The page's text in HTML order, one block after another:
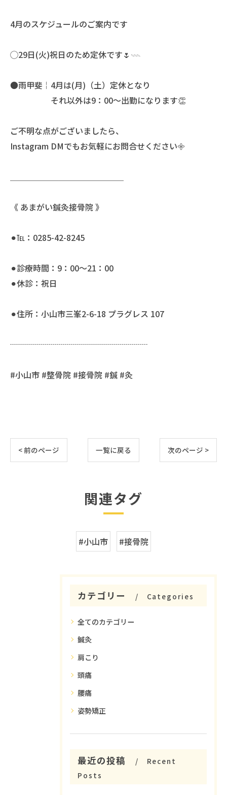
4月のスケジュールのご案内です
◯29日(火)祝日のため定休です🌷𓇠
●雨甲斐￤4月は(月)（土）定休となり
それ以外は9：00〜出勤になります👏
ご不明な点がございましたら、
Instagram DMでもお気軽にお問合せください𖧷
《 あまがい鍼灸接骨院 》
⚫︎℡：0285-42-8245
⚫︎診療時間：9：00〜21：00
⚫︎休診：祝日
⚫︎住所：小山市三峯2-6-18 プラグレス 107
┈┈┈┈┈┈┈┈┈┈┈┈┈┈┈┈┈
#小山市 #整骨院 #接骨院 #鍼 #灸
< 前のページ 一覧に戻る 次のページ >
関連タグ
#小山市 #接骨院
カテゴリー Categories
全てのカテゴリー
鍼灸
肩こり
頭痛
腰痛
姿勢矯正
最近の投稿
Recent
Posts